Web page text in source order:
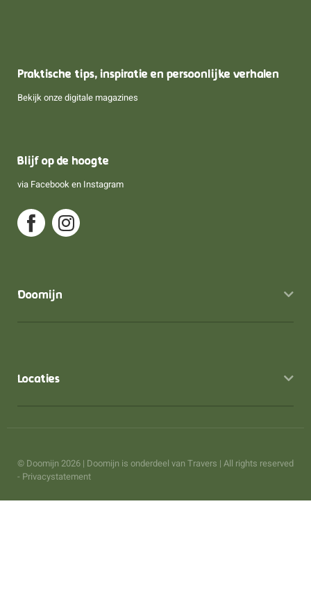
Doomijn
Locaties
Praktische tips, inspiratie en persoonlijke verhalen
Bekijk onze digitale magazines
Blijf op de hoogte
via Facebook en Instagram
© Doomijn 2026 | Doomijn is onderdeel van Travers | All rights reserved
- Privacystatement